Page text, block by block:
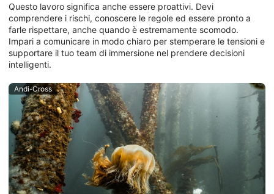
Questo lavoro significa anche essere proattivi. Devi
comprendere i rischi, conoscere le regole ed essere pronto a
farle rispettare, anche quando è estremamente scomodo.
Impari a comunicare in modo chiaro per stemperare le tensioni e
supportare il tuo team di immersione nel prendere decisioni
intelligenti.
Andi-Cross